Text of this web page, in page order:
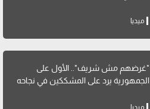
ميديا
"غرضهم مش شريف".. الأول على
الجمهورية يرد على المشككين في نجاحه
ميديا